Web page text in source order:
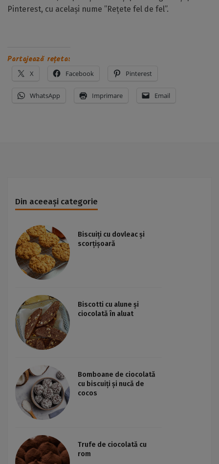
Pinterest, cu același nume ”Rețete fel de fel”.
Partajează rețeta:
X Facebook Pinterest
WhatsApp Imprimare Email
Din aceeași categorie
Biscuiți cu dovleac și
scorțișoară
Biscotti cu alune și
ciocolată în aluat
Bomboane de ciocolată
cu biscuiți și nucă de
cocos
Trufe de ciocolată cu
rom